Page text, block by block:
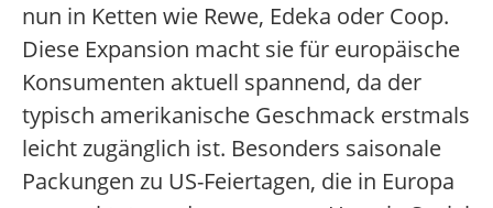
nun in Ketten wie Rewe, Edeka oder Coop.
Diese Expansion macht sie für europäische
Konsumenten aktuell spannend, da der
typisch amerikanische Geschmack erstmals
leicht zugänglich ist. Besonders saisonale
Packungen zu US-Feiertagen, die in Europa